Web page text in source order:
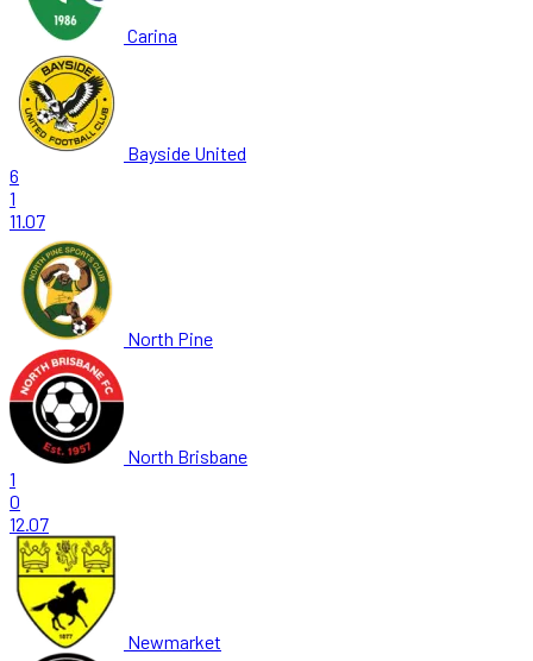
Carina
Bayside United
6
1
11.07
North Pine
North Brisbane
1
0
12.07
Newmarket